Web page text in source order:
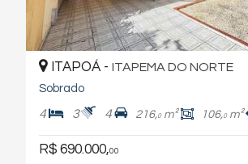
ITAPOÁ - ITAPEMA DO NORTE
Sobrado
4 3 4 216,0m² 106,0m²
R$ 690.000,00